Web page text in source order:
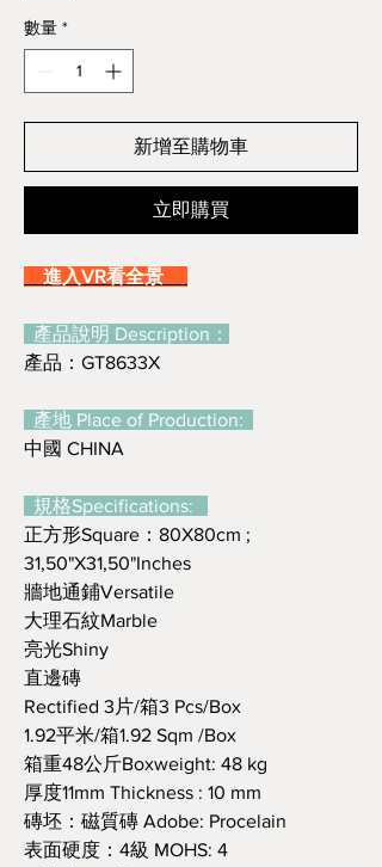
數量 *
新增至購物車
立即購買
進入VR看全景
產品說明 Description：
產品：GT8633X
產地 Place of Production:
中國 CHINA
規格Specifications:
正方形Square：80X80cm ;
31,50"X31,50"Inches
牆地通鋪Versatile
大理石紋Marble
亮光Shiny
直邊磚
Rectified 3片/箱3 Pcs/Box
1.92平米/箱1.92 Sqm /Box
箱重48公斤Boxweight: 48 kg
厚度11mm Thickness : 10 mm
磚坯：磁質磚 Adobe: Procelain
表面硬度：4級 MOHS: 4